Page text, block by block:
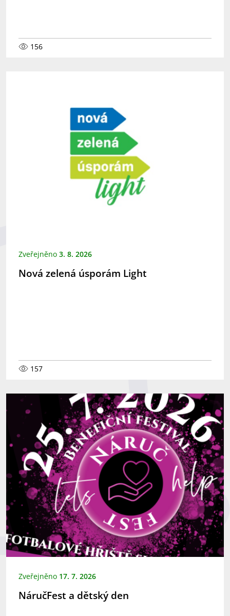
156
Zveřejněno 3. 8. 2026
Nová zelená úsporám Light
157
Zveřejněno 17. 7. 2026
NáručFest a dětský den